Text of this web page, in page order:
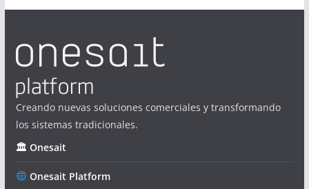
Creando nuevas soluciones comerciales y transformando
los sistemas tradicionales.
🏛 Onesait
Onesait Platform